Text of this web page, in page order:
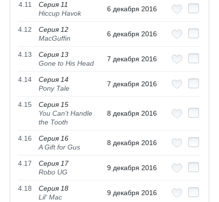
4.11
Серия 11
Hiccup Havok
6 декабря 2016
4.12
Серия 12
MacGuffin
6 декабря 2016
4.13
Серия 13
Gone to His Head
7 декабря 2016
4.14
Серия 14
Pony Tale
7 декабря 2016
4.15
Серия 15
You Can't Handle
the Tooth
8 декабря 2016
4.16
Серия 16
A Gift for Gus
8 декабря 2016
4.17
Серия 17
Robo UG
9 декабря 2016
4.18
Серия 18
Lil' Mac
9 декабря 2016